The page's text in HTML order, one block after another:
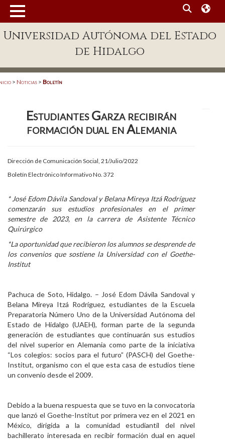
Enlaces
Patronato
Publicaciones en línea
Acreditación Internacional
Alumnado
Aspirantes
Alumni
Universidad Autónoma del Estado
de Hidalgo
> Noticias > Boletín
Estudiantes Garza recibirán
formación dual en Alemania
Dirección de Comunicación Social, 21/Julio/2022
Boletín Electrónico Informativo No. 372
* José Edom Dávila Sandoval y Belana Mireya Itzá Rodríguez
comenzarán sus estudios profesionales en el primer
semestre de 2023, en la carrera de Asistente Técnico
Quirúrgico
*La oportunidad que recibieron los alumnos se desprende de
los convenios que sostiene la Universidad con el Goethe-
Institut
Pachuca de Soto, Hidalgo. – José Edom Dávila Sandoval y
Belana Mireya Itzá Rodríguez, estudiantes de la Escuela
Preparatoria Número Uno de la Universidad Autónoma del
Estado de Hidalgo (UAEH), forman parte de la segunda
generación de estudiantes que continuarán sus estudios
del nivel superior en Alemania como parte de la iniciativa
“Los colegios: socios para el futuro” (PASCH) del Goethe-
Institut, organismo con el que esta casa de estudios tiene
un convenio desde el 2009.
Debido a la buena respuesta que se tuvo en la convocatoria
que lanzó el Goethe-Institut por primera vez en el 2021 en
México, dirigida a la comunidad estudiantil del nivel
bachillerato interesada en recibir formación dual en aquel